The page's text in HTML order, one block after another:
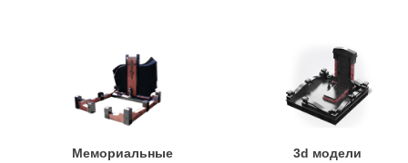
Мемориальные
3d модели